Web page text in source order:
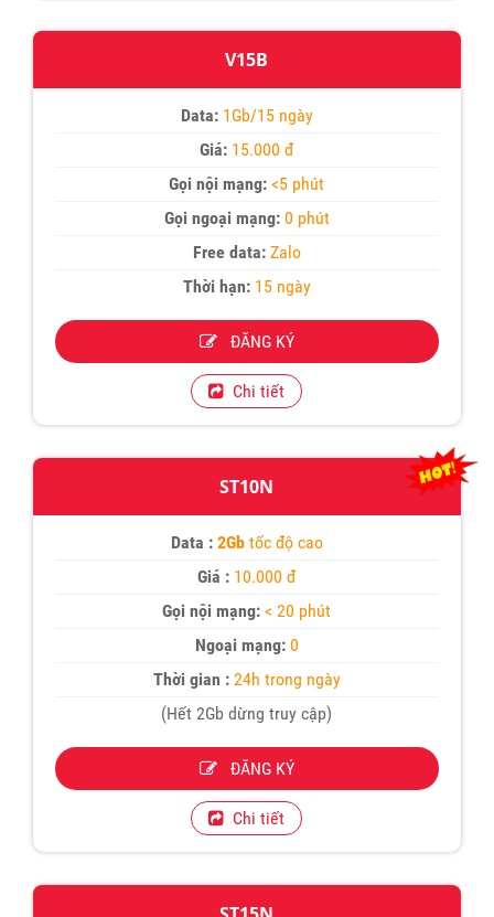
V15B
Data: 1Gb/15 ngày
Giá: 15.000 đ
Gọi nội mạng:<5 phút
Gọi ngoại mạng: 0 phút
Free data: Zalo
Thời hạn:15 ngày
ĐĂNG KÝ
Chi tiết
ST10N
Data :2Gb tốc độ cao
Giá : 10.000 đ
Gọi nội mạng: < 20 phút
Ngoại mạng: 0
Thời gian :24h trong ngày
(Hết 2Gb dừng truy cập)
ĐĂNG KÝ
Chi tiết